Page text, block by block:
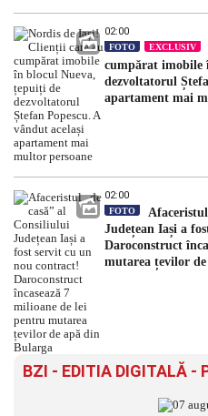
02:00
FOTO EXCLUSIV
cumpărat imobile
dezvoltatorul
apartament mai
02:00
FOTO
Județean Iași a
Daroconstruct
mutarea țevilor
BZI - EDITIA DIGITALĂ -